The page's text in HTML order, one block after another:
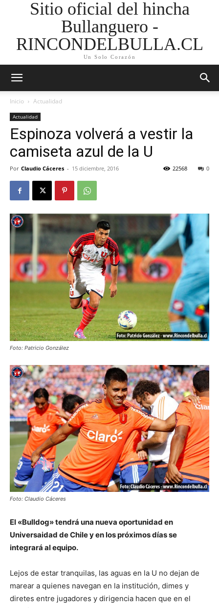
Sitio oficial del hincha
Bullanguero -
RINCONDELBULLA.CL
Un Solo Corazón
Inicio Actualidad
Actualidad
Espinoza volverá a vestir la
camiseta azul de la U
Por Claudio Cáceres - 15 diciembre, 2016 0
22568
Foto: Patricio González
Foto: Claudio Cáceres
El «Bulldog» tendrá una nueva oportunidad en
Universaidad de Chile y en los próximos días se
integrará al equipo.
Lejos de estar tranquilas, las aguas en la U no dejan de
marear a quienes navegan en la institución, dimes y
diretes entre jugadores y dirigencia hacen que en el